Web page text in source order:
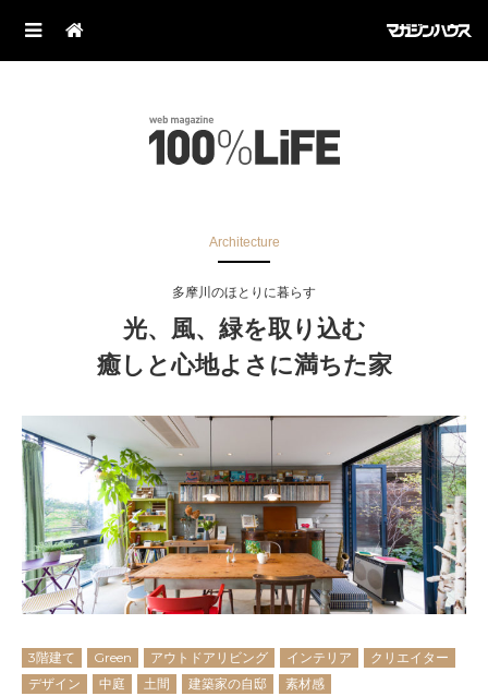
Architecture
多摩川のほとりに暮らす
光、風、緑を取り込む
癒しと心地よさに満ちた家
3階建て Green アウトドアリビング インテリア
クリエイター
デザイン
中庭 土間 建築家の自邸 素材感